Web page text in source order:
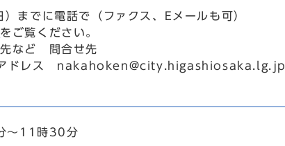
までに電話で（ファクス、Eメールも可）
をご覧ください。
など 問合せ先
アドレス nakahoken@city.higashiosaka.lg.jp
～11時30分